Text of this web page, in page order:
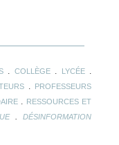
. COLLÈGE. LYCÉE.
.
PROFESSEURS
.
RESSOURCES ET
.DÉSINFORMATION